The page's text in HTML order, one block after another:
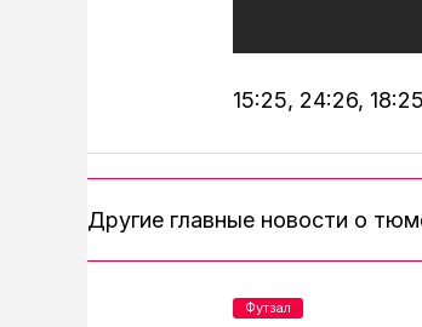
15:25, 24:26, 18:25
Другие главные новости о
Футзал